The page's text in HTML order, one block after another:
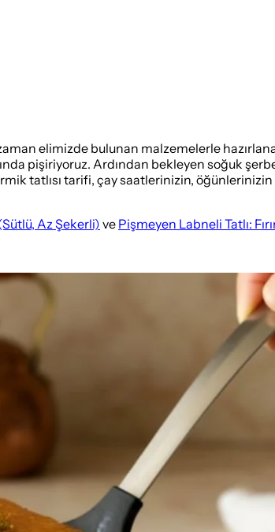
elimizde bulunan malzemelerle
pişiriyoruz. Ardından bekleyen soğuk
tatlısı tarifi, çay saatlerinizin, öğünlerinizin
Az Şekerli) ve Pişmeyen Labneli Tatlı: